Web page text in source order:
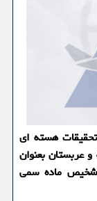
هسته ای
عربستان بعنوان
ماده سمی